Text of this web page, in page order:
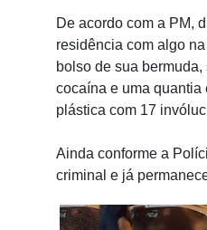
De acordo com a PM,
residência com algo
bolso de sua
cocaína e uma quantia
plástica com 17
Ainda conforme a
criminal e já